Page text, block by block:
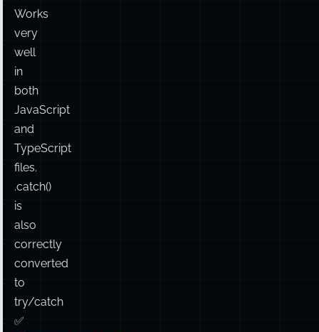
Works
very
well
in
both
JavaScript
and
TypeScript
files.
.catch()
is
also
correctly
converted
to
try/catch
✅